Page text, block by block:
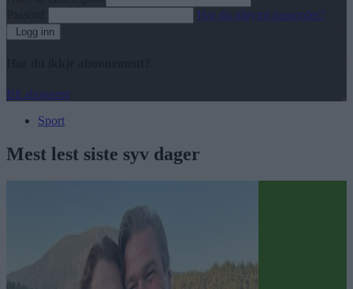
Har du gløymt passordet?
Logg inn
Bli abonnent
Sport
Mest lest siste syv dager